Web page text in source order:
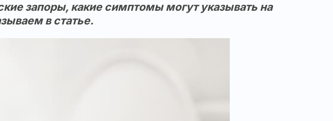
запоры, какие симптомы могут указывать на
в статье.